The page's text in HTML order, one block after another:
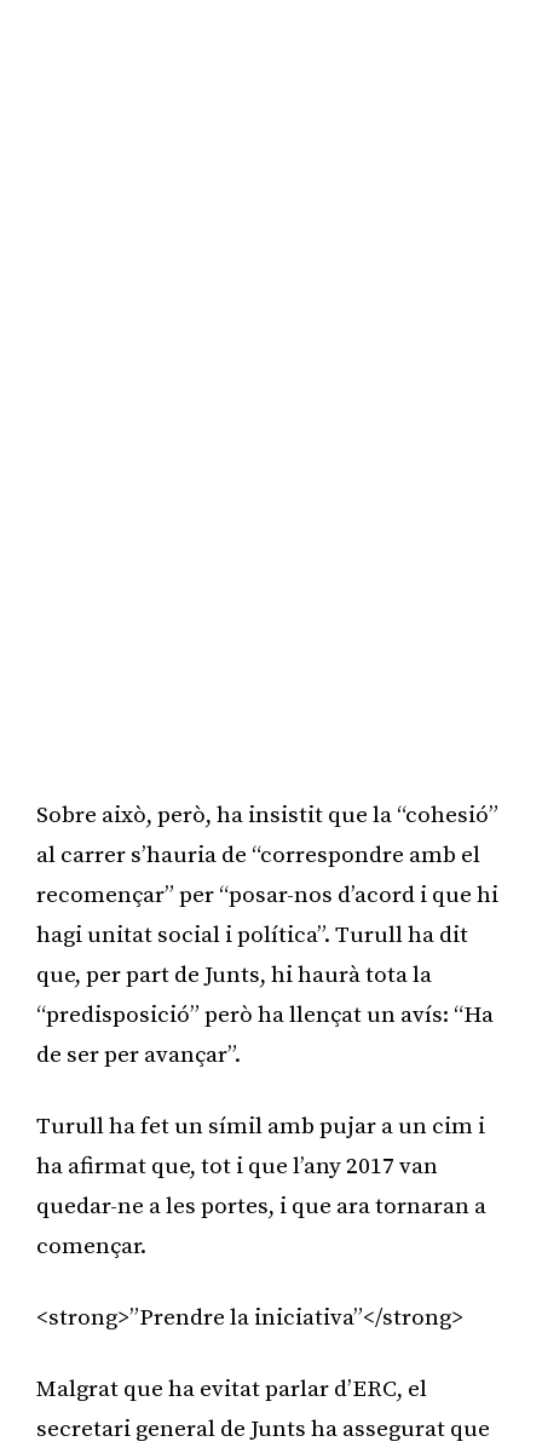
Sobre això, però, ha insistit que la “cohesió”
al carrer s’hauria de “correspondre amb el
recomençar” per “posar-nos d’acord i que hi
hagi unitat social i política”. Turull ha dit
que, per part de Junts, hi haurà tota la
“predisposició” però ha llençat un avís: “Ha
de ser per avançar”.
Turull ha fet un símil amb pujar a un cim i
ha afirmat que, tot i que l’any 2017 van
quedar-ne a les portes, i que ara tornaran a
començar.
<strong>”Prendre la iniciativa”</strong>
Malgrat que ha evitat parlar d’ERC, el
secretari general de Junts ha assegurat que